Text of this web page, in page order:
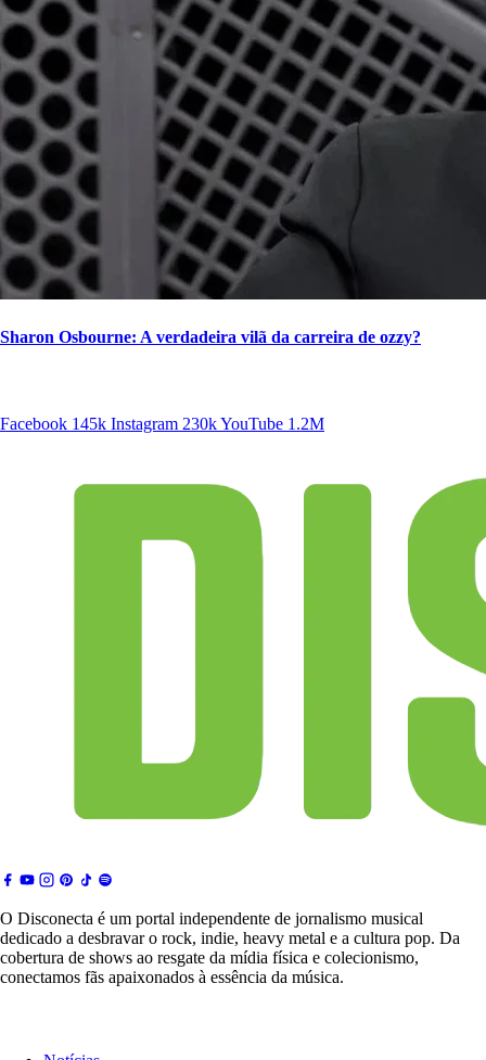
Sharon Osbourne: A verdadeira vilã da carreira de ozzy?
Facebook 145k Instagram 230kYouTube 1.2M
O Disconecta é um portal independente de jornalismo musical
dedicado a desbravar o rock, indie, heavy metal e a cultura pop. Da
cobertura de shows ao resgate da mídia física e colecionismo,
conectamos fãs apaixonados à essência da música.